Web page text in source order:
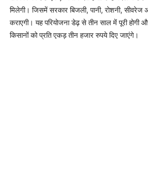
मिलेगी। जिसमें सरकार बिजली, पानी, रोशनी,
कराएगी। यह परियोजना डेढ़ से तीन साल में पूरी होगी
किसानों को प्रति एकड़ तीन हजार रुपये दिए जाएंगे।